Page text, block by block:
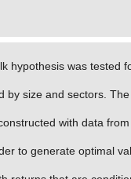
hypothesis was tested
by size and sectors.
with data
to generate optimal